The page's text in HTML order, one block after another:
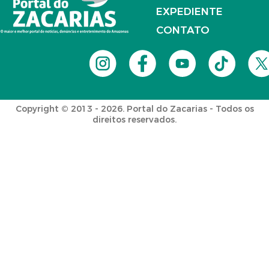
EXPEDIENTE
CONTATO
Copyright © 2013 - 2026. Portal do Zacarias - Todos os
direitos reservados.